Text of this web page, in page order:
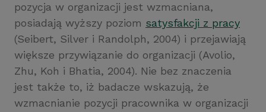
pozycja w organizacji jest wzmacniana,
posiadają wyższy poziom satysfakcji z pracy
(Seibert, Silver i Randolph, 2004) i przejawiają
większe przywiązanie do organizacji (Avolio,
Zhu, Koh i Bhatia, 2004). Nie bez znaczenia
jest także to, iż badacze wskazują, że
wzmacnianie pozycji pracownika w organizacji